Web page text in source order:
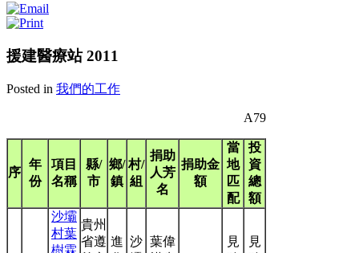
援建醫療站 2011
Posted in 我們的工作
A79
序
年
份
項目
名稱
縣/
市
鄉/
鎮
村/
組
捐助
人芳
名
捐助金
額
當
地
匹
配
投
資
總
額
沙壩
村葉
貴州
省遵 進 沙 葉偉
見
見